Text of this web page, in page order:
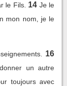
le Fils. 14 Je le
mon nom, je le
16
un autre
toujours avec